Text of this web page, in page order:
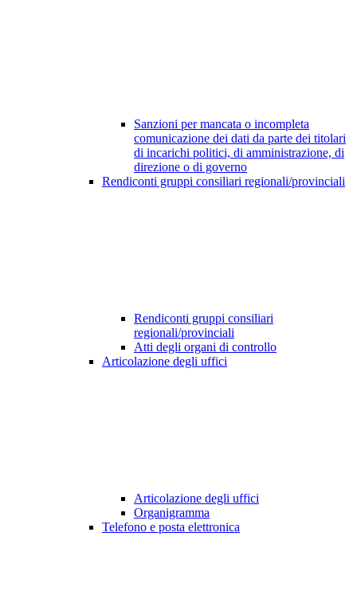
Sanzioni per mancata o incompleta
comunicazione dei dati da parte dei titolari
di incarichi politici, di amministrazione, di
direzione o di governo
Rendiconti gruppi consiliari regionali/provinciali
Rendiconti gruppi consiliari
regionali/provinciali
Atti degli organi di controllo
Articolazione degli uffici
Articolazione degli uffici
Organigramma
Telefono e posta elettronica